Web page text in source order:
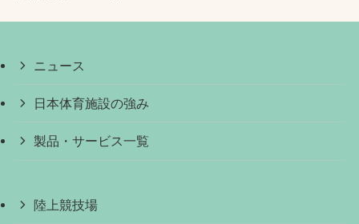
ニュース
日本体育施設の強み
製品・サービス一覧
陸上競技場